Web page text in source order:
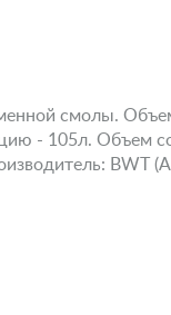
смолы.
- 105л.
BWT